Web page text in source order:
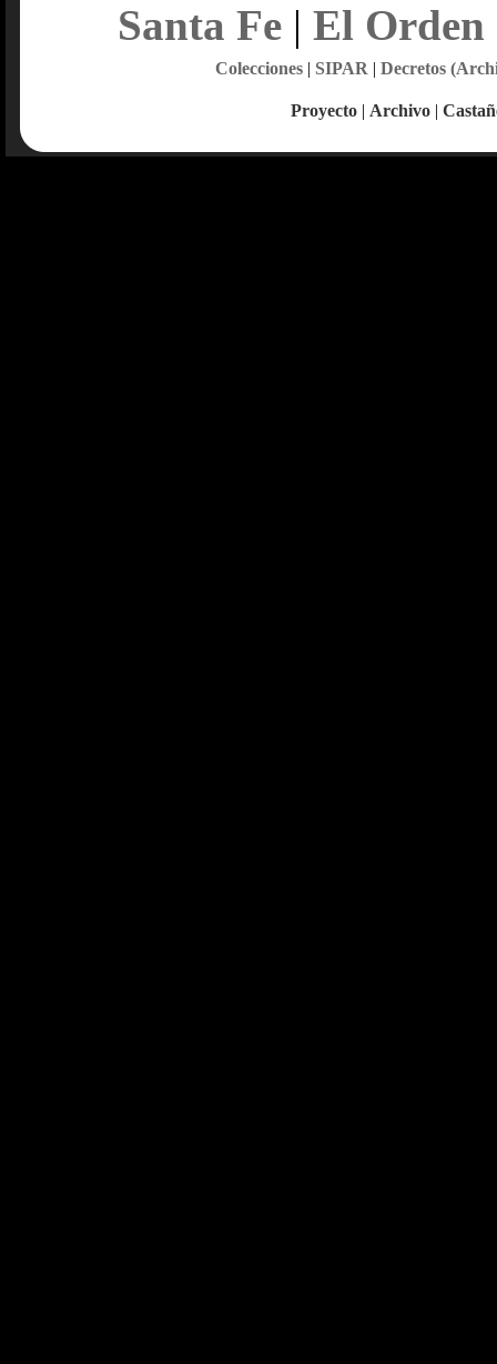
Santa Fe| El Orden
Colecciones| SIPAR | Decretos
Proyecto | Archivo |